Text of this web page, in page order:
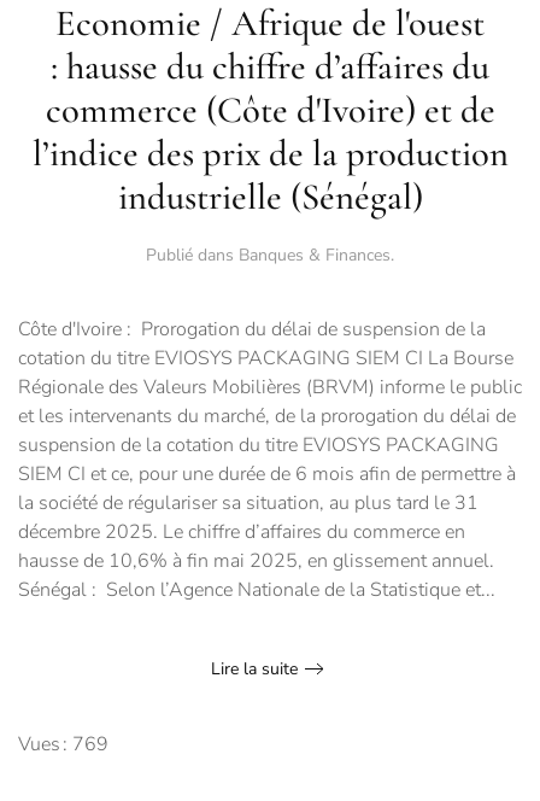
Economie / Afrique de l'ouest
: hausse du chiffre d’affaires du
commerce (Côte d'Ivoire) et de
l’indice des prix de la production
industrielle (Sénégal)
Publié dans Banques & Finances.
Côte d'Ivoire : Prorogation du délai de suspension de la
cotation du titre EVIOSYS PACKAGING SIEM CI La Bourse
Régionale des Valeurs Mobilières (BRVM) informe le public
et les intervenants du marché, de la prorogation du délai de
suspension de la cotation du titre EVIOSYS PACKAGING
SIEM CI et ce, pour une durée de 6 mois afin de permettre à
la société de régulariser sa situation, au plus tard le 31
décembre 2025. Le chiffre d’affaires du commerce en
hausse de 10,6% à fin mai 2025, en glissement annuel.
Sénégal : Selon l’Agence Nationale de la Statistique et...
Lire la suite
Vues : 769